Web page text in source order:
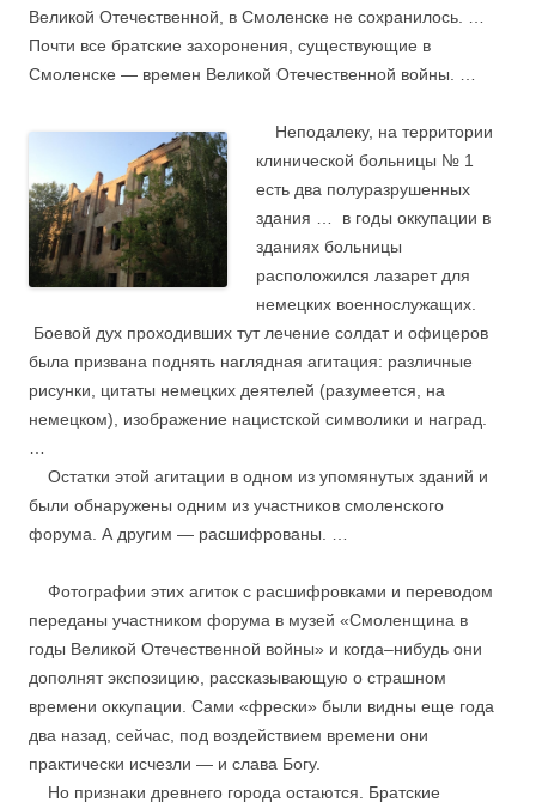
Великой Отечественной, в Смоленске не сохранилось. …
Почти все братские захоронения, существующие в
Смоленске — времен Великой Отечественной войны. …
Неподалеку, на территории
клинической больницы № 1
есть два полуразрушенных
здания … в годы оккупации в
зданиях больницы
расположился лазарет для
немецких военнослужащих.
Боевой дух проходивших тут лечение солдат и офицеров
была призвана поднять наглядная агитация: различные
рисунки, цитаты немецких деятелей (разумеется, на
немецком), изображение нацистской символики и наград.
Остатки этой агитации в одном из упомянутых зданий и
были обнаружены одним из участников смоленского
форума. А другим — расшифрованы. …
Фотографии этих агиток с расшифровками и переводом
переданы участником форума в музей «Смоленщина в
годы Великой Отечественной войны» и когда–нибудь они
дополнят экспозицию, рассказывающую о страшном
времени оккупации. Сами «фрески» были видны еще года
два назад, сейчас, под воздействием времени они
практически исчезли — и слава Богу.
Но признаки древнего города остаются. Братские